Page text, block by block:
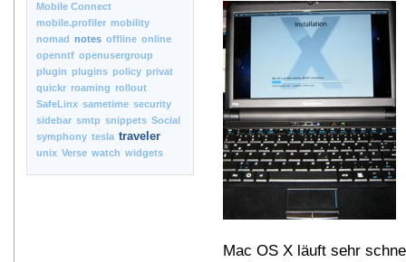
Mobile Connect
mobile.profiler mobility
nomad notes offline online
openntf openusergroup
plugin plugins policy privat
quickr roaming rollout
SafeLinx sametime security
sidebar smtp snippets Social
symphony tesla traveler
unix Verse watch widgets
Mac OS X läuft sehr